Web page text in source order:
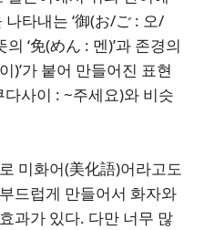
타내는 ‘御(お/ご : 오/
의 ‘免(めん : 멘)’과 존경의
)’가 붙어 만들어진 표현
사이 : ~주세요)와 비슷
미화어(美化語)어라고도
드럽게 만들어서 화자와
과가 있다. 다만 너무 많